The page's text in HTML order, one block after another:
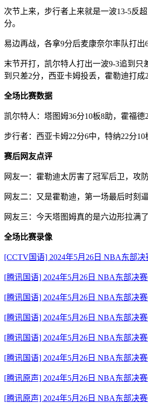
次节上来，步行者上来就是一波13-5反
分。
易边再战，各拿9分后麦康奈尔率队打
末节开打，凯尔特人打出一波9-3追到
到只差2分，西亚卡姆投丢，霍勒迪打
全场比赛数据
凯尔特人：塔图姆36分10板8助，霍福德
步行者：西亚卡姆22分6中，特纳22分
赛后网友点评
网友一：霍勒迪太厉害了冠军后卫，攻
网友二：又是霍勒迪，第一场最后时刻
网友三：今天塔图姆真的是六边形拉满
全场比赛录像
[CCTV国语] 2024年5月26日 NBA东部
[腾讯国语] 2024年5月26日 NBA东部决
[腾讯国语] 2024年5月26日 NBA东部决
[腾讯国语] 2024年5月26日 NBA东部决
[腾讯国语] 2024年5月26日 NBA东部决
[腾讯国语] 2024年5月26日 NBA东部决
[腾讯原声] 2024年5月26日 NBA东部决
[腾讯原声] 2024年5月26日 NBA东部决